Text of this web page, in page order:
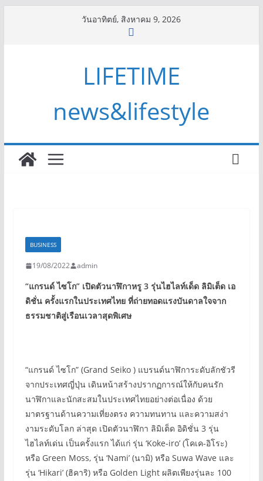
วันอาทิตย์, สิงหาคม 9, 2026
LIFETIME
news&lifestyle
BUSINESS
19/08/2022 admin
“แกรนด์ ไซโก” เปิดตัวนาฬิกาหรู 3รุ่นไฮไลท์เด็ด ลิมิเต็ด เอ
ดิชั่น ครั้งแรกในประเทศไทย ที่ถ่ายทอดแรงบันดาลใจจาก
ธรรมชาติสู่เรือนเวลาสุดพิเศษ
“แกรนด์ ไซโก” (Grand Seiko ) แบรนด์นาฬิการะดับลักชัวรี
จากประเทศญี่ปุ่น เดินหน้าสร้างปรากฏการณ์ให้กับคนรัก
นาฬิกาและนักสะสมในประเทศไทยอย่างต่อเนื่อง ด้วย
มาตรฐานด้านความเที่ยงตรง ความทนทาน และความสง่า
งามระดับโลก ล่าสุด เปิดตัวนาฬิกา ลิมิเต็ด อิดิชั่น 3 รุ่น
ไฮไลท์เด่น เป็นครั้งแรก ได้แก่ รุ่น ‘Koke-iro’ (โคเค-อิโระ)
หรือ Green Moss, รุ่น ‘Nami’ (นามิ) หรือ Suwa Wave และ
รุ่น ‘Hikari’ (ฮิคาริ) หรือ Golden Light ผลิตเพียงรุ่นละ 100